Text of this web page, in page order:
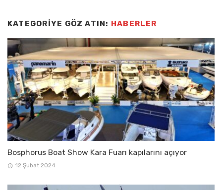
KATEGORIYE GÖZ ATIN: HABERLER
Bosphorus Boat Show Kara Fuarı kapılarını açıyor
12 Şubat 2024